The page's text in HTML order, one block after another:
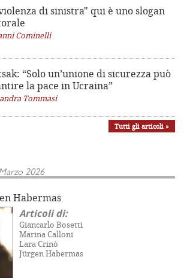
di sinistra" qui è uno slogan
Cominelli
“Solo un’unione di sicurezza può
la pace in Ucraina”
Tommasi
Tutti gli articoli »
2026
Habermas
Articoli di:
Giancarlo Bosetti
Marina Calloni
Lara Crinò
Jürgen Habermas